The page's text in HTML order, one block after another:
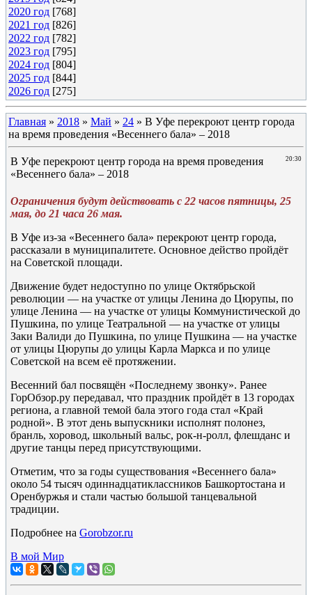
2020 год [768]
2021 год [826]
2022 год [782]
2023 год [795]
2024 год [804]
2025 год [844]
2026 год [275]
Главная » 2018 » Май » 24 » В Уфе перекроют центр города
на время проведения «Весеннего бала» – 2018
20:30
В Уфе перекроют центр города на время проведения
«Весеннего бала» – 2018
Ограничения будут действовать с 22 часов пятницы, 25
мая, до 21 часа 26 мая.
В Уфе из-за «Весеннего бала» перекроют центр города,
рассказали в муниципалитете. Основное действо пройдёт
на Советской площади.
Движение будет недоступно по улице Октябрьской
революции — на участке от улицы Ленина до Цюрупы, по
улице Ленина — на участке от улицы Коммунистической до
Пушкина, по улице Театральной — на участке от улицы
Заки Валиди до Пушкина, по улице Пушкина — на участке
от улицы Цюрупы до улицы Карла Маркса и по улице
Советской на всем её протяжении.
Весенний бал посвящён «Последнему звонку». Ранее
ГорОбзор.ру передавал, что праздник пройдёт в 13 городах
региона, а главной темой бала этого года стал «Край
родной». В этот день выпускники исполнят полонез,
бранль, хоровод, школьный вальс, рок-н-ролл, флешданс и
другие танцы перед присутствующими.
Отметим, что за годы существования «Весеннего бала»
около 54 тысяч одиннадцатиклассников Башкортостана и
Оренбуржья и стали частью большой танцевальной
традиции.
Подробнее на Gorobzor.ru
В мой Мир